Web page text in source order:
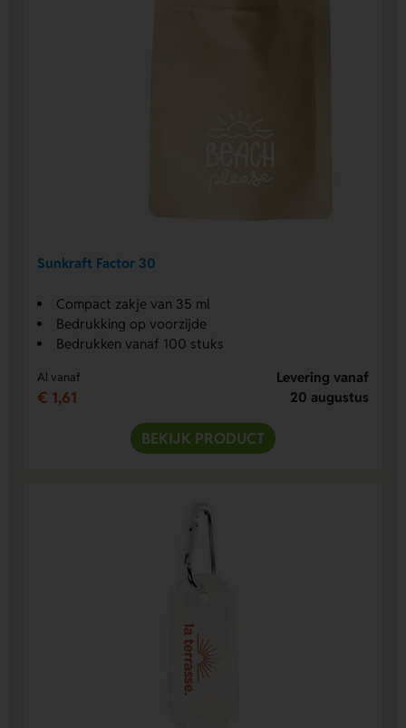
Sunkraft Factor 30
Compact zakje van 35 ml
Bedrukking op voorzijde
Bedrukken vanaf 100 stuks
Al vanaf
€ 1,61
Levering vanaf
20 augustus
BEKIJK PRODUCT